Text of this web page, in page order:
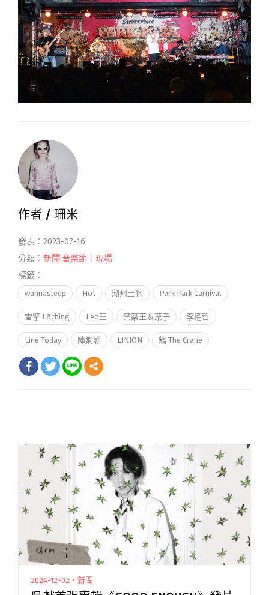
作者 / 珊米
發表：2023-07-16
分類： 新聞,音樂節｜現場
標籤：
wannasleep Hot 潮州土狗 Park Park Carnival
雷擎 L8ching Leo王 禁藥王＆栗子 李權哲
Line Today 陳嫺靜 LINION 鶴 The Crane
2024-12-02・新聞